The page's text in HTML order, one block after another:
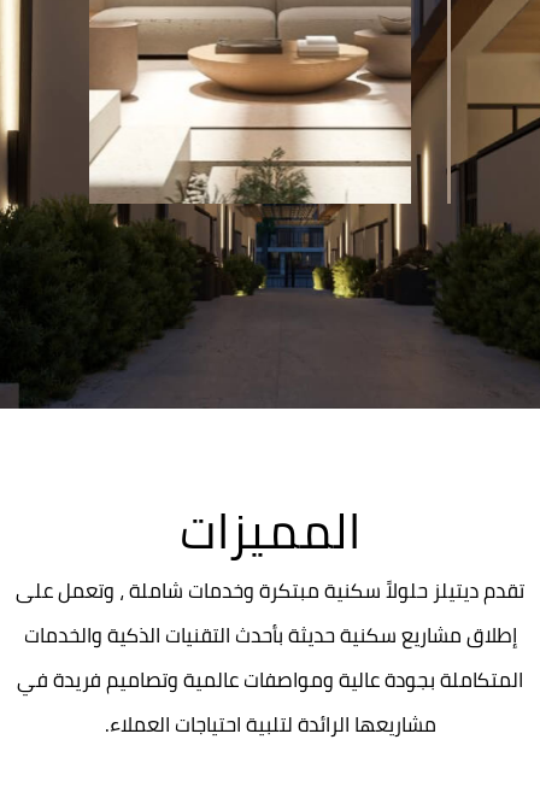
المميزات
تقدم ديتيلز حلولاً سكنية مبتكرة وخدمات شاملة ، وتعمل على
إطلاق مشاريع سكنية حديثة بأحدث التقنيات الذكية والخدمات
المتكاملة بجودة عالية ومواصفات عالمية وتصاميم فريدة في
مشاريعها الرائدة لتلبية احتياجات العملاء.